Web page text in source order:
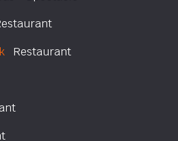
Restaurant